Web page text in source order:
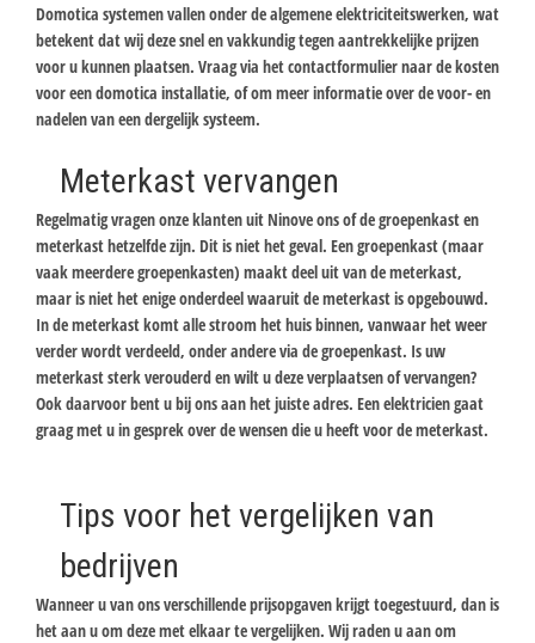
Domotica systemen vallen onder de algemene elektriciteitswerken, wat
betekent dat wij deze snel en vakkundig tegen aantrekkelijke prijzen
voor u kunnen plaatsen. Vraag via het contactformulier naar de kosten
voor een domotica installatie, of om meer informatie over de voor- en
nadelen van een dergelijk systeem.
Meterkast vervangen
Regelmatig vragen onze klanten uit Ninove ons of de groepenkast en
meterkast hetzelfde zijn. Dit is niet het geval. Een groepenkast (maar
vaak meerdere groepenkasten) maakt deel uit van de meterkast,
maar is niet het enige onderdeel waaruit de meterkast is opgebouwd.
In de meterkast komt alle stroom het huis binnen, vanwaar het weer
verder wordt verdeeld, onder andere via de groepenkast. Is uw
meterkast sterk verouderd en wilt u deze verplaatsen of vervangen?
Ook daarvoor bent u bij ons aan het juiste adres. Een elektricien gaat
graag met u in gesprek over de wensen die u heeft voor de meterkast.
Tips voor het vergelijken van
bedrijven
Wanneer u van ons verschillende prijsopgaven krijgt toegestuurd, dan is
het aan u om deze met elkaar te vergelijken. Wij raden u aan om